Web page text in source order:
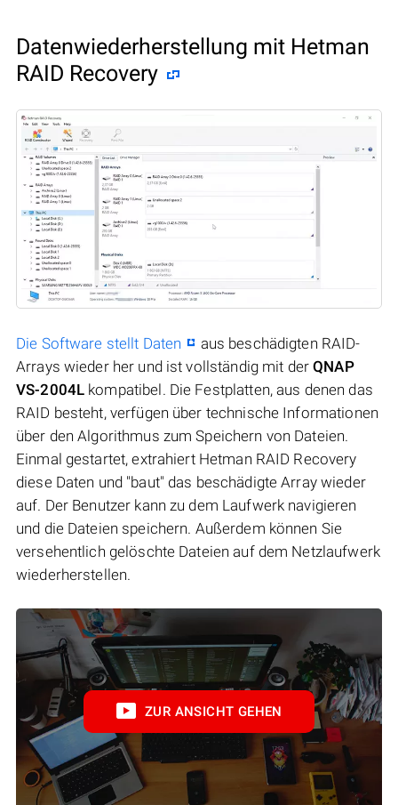
Datenwiederherstellung mit Hetman
RAID Recovery
Die Software stellt Daten
aus beschädigten RAID-
Arrays wieder her und ist vollständig mit derQNAP
VS-2004L kompatibel. Die Festplatten, aus denen das
RAID besteht, verfügen über technische Informationen
über den Algorithmus zum Speichern von Dateien.
Einmal gestartet, extrahiert Hetman RAID Recovery
diese Daten und "baut" das beschädigte Array wieder
auf. Der Benutzer kann zu dem Laufwerk navigieren
und die Dateien speichern. Außerdem können Sie
versehentlich gelöschte Dateien auf dem Netzlaufwerk
wiederherstellen.
ZUR ANSICHT GEHEN